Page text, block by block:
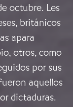
octubre. Les
británicos
apara
otros, como
por sus
aquellos
dictaduras.